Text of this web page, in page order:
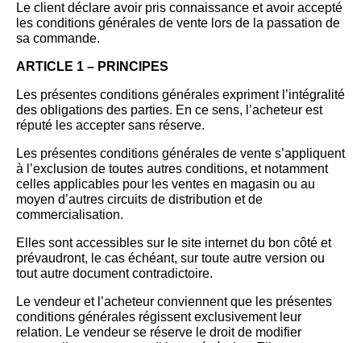
Le client déclare avoir pris connaissance et avoir accepté
les conditions générales de vente lors de la passation de
sa commande.
ARTICLE 1 – PRINCIPES
Les présentes conditions générales expriment l’intégralité
des obligations des parties. En ce sens, l’acheteur est
réputé les accepter sans réserve.
Les présentes conditions générales de vente s’appliquent
à l’exclusion de toutes autres conditions, et notamment
celles applicables pour les ventes en magasin ou au
moyen d’autres circuits de distribution et de
commercialisation.
Elles sont accessibles sur le site internet du bon côté et
prévaudront, le cas échéant, sur toute autre version ou
tout autre document contradictoire.
Le vendeur et l’acheteur conviennent que les présentes
conditions générales régissent exclusivement leur
relation. Le vendeur se réserve le droit de modifier